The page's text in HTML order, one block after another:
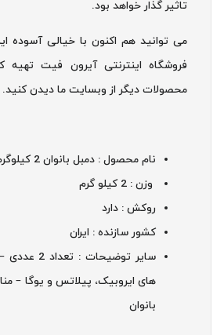
تاثیر گذار خواهد بود.
می توانید هم اکنون با خیالی آسوده
فروشگاه اینترنتی آیرون فیت
محصولات دیگر از وبسایت ما دیدن کنید.
نام محصول : دمبل بانوان 2 کیلوگرم
وزن : 2 کیلو گرم
روکش : دارد
کشور سازنده : ایران
سایر
های ایروبیک، پیلاتس و یوگا –
بانوان